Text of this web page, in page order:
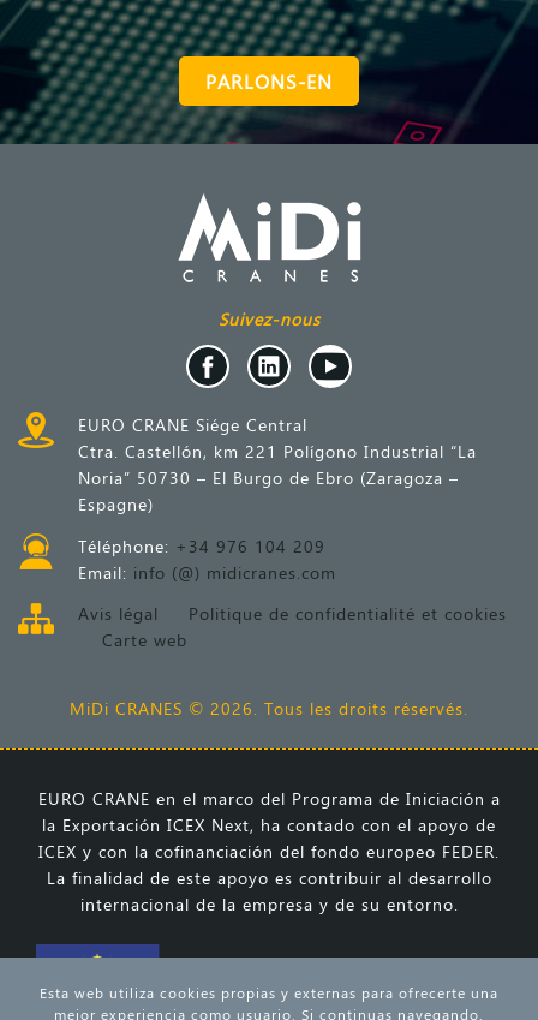
Esta web utiliza cookies propias y externas para ofrecerte una
mejor experiencia como usuario. Si continuas navegando,
PARLONS-EN
Suivez-nous
EURO CRANE Siége Central
Ctra. Castellón, km 221 Polígono Industrial “La
Noria” 50730 – El Burgo de Ebro (Zaragoza –
Espagne)
Téléphone: +34 976 104 209
Email: info (@) midicranes.com
Avis légal
Politique de confidentialité et cookies
Carte web
MiDi CRANES © 2026. Tous les droits réservés.
EURO CRANE en el marco del Programa de Iniciación a
la Exportación ICEX Next, ha contado con el apoyo de
ICEX y con la cofinanciación del fondo europeo FEDER.
La finalidad de este apoyo es contribuir al desarrollo
internacional de la empresa y de su entorno.